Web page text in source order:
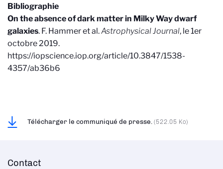
Bibliographie
On the absence of dark matter in Milky Way dwarf
galaxies. F. Hammer et al.Astrophysical Journal, le 1er
octobre 2019.
https://iopscience.iop.org/article/10.3847/1538-
4357/ab36b6
Télécharger le communiqué de presse. (522.05 Ko)
Contact